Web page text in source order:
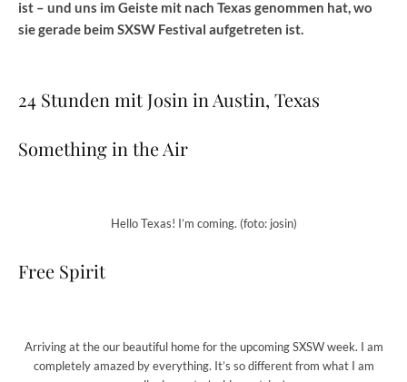
ist – und uns im Geiste mit nach Texas genommen hat, wo
sie gerade beim SXSW Festival aufgetreten ist.
24 Stunden mit Josin in Austin, Texas
Something in the Air
Hello Texas! I’m coming. (foto: josin)
Free Spirit
Arriving at the our beautiful home for the upcoming SXSW week. I am
completely amazed by everything. It’s so different from what I am